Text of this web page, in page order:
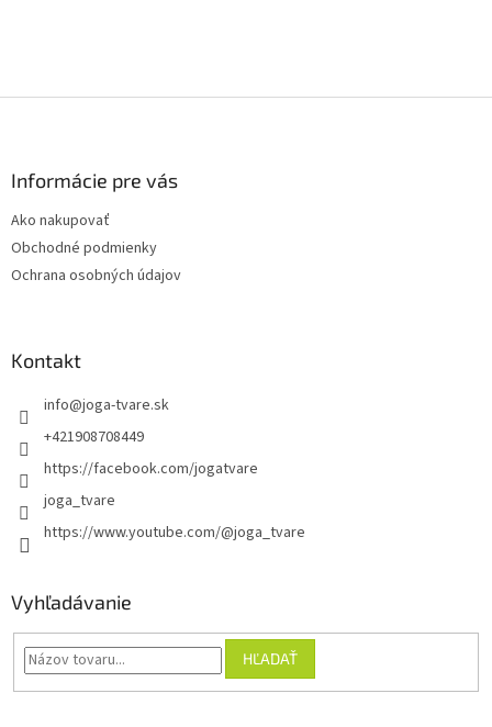
Informácie pre vás
Ako nakupovať
Obchodné podmienky
Ochrana osobných údajov
Kontakt
info@joga-tvare.sk
+421908708449
https://facebook.com/jogatvare
joga_tvare
https://www.youtube.com/@joga_tvare
Vyhľadávanie
HĽADAŤ